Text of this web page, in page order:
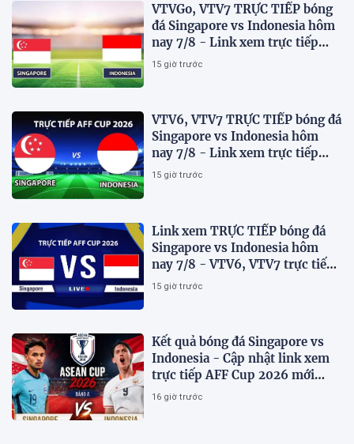
VTVGo, VTV7 TRỰC TIẾP bóng
đá Singapore vs Indonesia hôm
nay 7/8 - Link xem trực tiếp
AFF Cup 2026 mới nhất
15 giờ trước
VTV6, VTV7 TRỰC TIẾP bóng đá
Singapore vs Indonesia hôm
nay 7/8 - Link xem trực tiếp
AFF Cup 2026 mới nhất
15 giờ trước
Link xem TRỰC TIẾP bóng đá
Singapore vs Indonesia hôm
nay 7/8 - VTV6, VTV7 trực tiếp
AFF Cup 2026
15 giờ trước
Kết quả bóng đá Singapore vs
Indonesia - Cập nhật link xem
trực tiếp AFF Cup 2026 mới
nhất.
16 giờ trước